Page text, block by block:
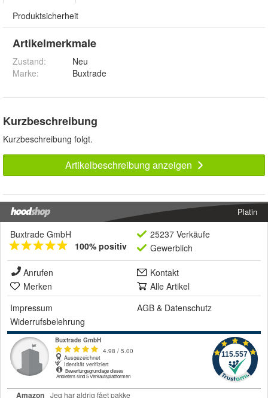
Produktsicherheit
Artikelmerkmale
Zustand:
Neu
Marke:
Buxtrade
Kurzbeschreibung
Kurzbeschreibung folgt.
Artikelbeschreibung anzeigen
Platin
Buxtrade GmbH
100% positiv
25237 Verkäufe
Gewerblich
Anrufen
Kontakt
Merken
Alle Artikel
Impressum
AGB & Datenschutz
Widerrufsbelehrung